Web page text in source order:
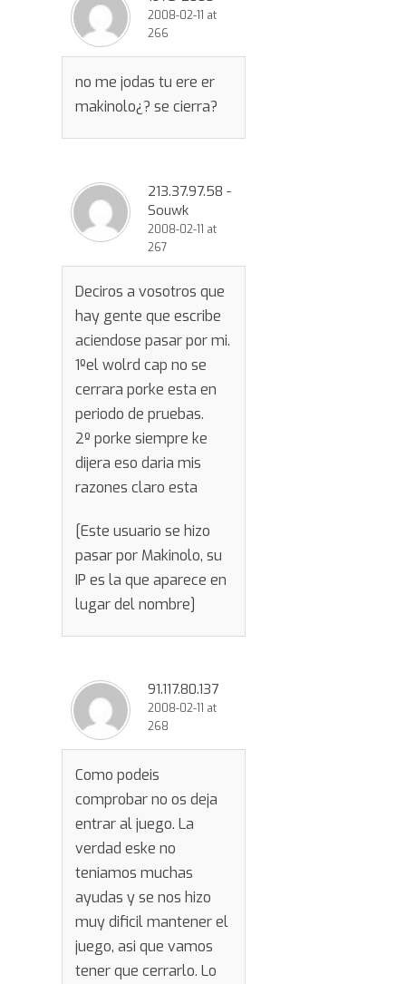
2008-02-11 at
266
no me jodas tu ere er
makinolo¿? se cierra?
213.37.97.58 -
Souwk
2008-02-11 at
267
Deciros a vosotros que
hay gente que escribe
aciendose pasar por mi.
1ºel wolrd cap no se
cerrara porke esta en
periodo de pruebas.
2º porke siempre ke
dijera eso daria mis
razones claro esta
[Este usuario se hizo
pasar por Makinolo, su
IP es la que aparece en
lugar del nombre]
91.117.80.137
2008-02-11 at
268
Como podeis
comprobar no os deja
entrar al juego. La
verdad eske no
teniamos muchas
ayudas y se nos hizo
muy dificil mantener el
juego, asi que vamos
tener que cerrarlo. Lo